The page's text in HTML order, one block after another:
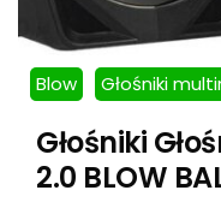
Blow Głośniki
Głośniki
2.0 BLOW